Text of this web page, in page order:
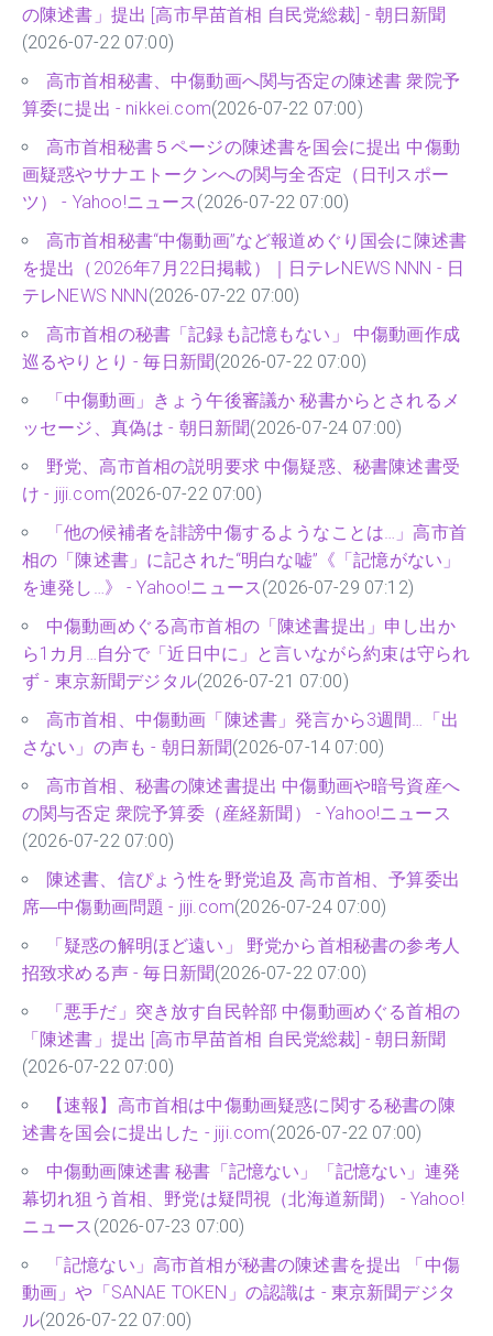
の陳述書」提出 [高市早苗首相 自民党総裁] - 朝日新聞
(2026-07-22 07:00)
高市首相秘書、中傷動画へ関与否定の陳述書 衆院予
算委に提出 - nikkei.com(2026-07-22 07:00)
高市首相秘書５ページの陳述書を国会に提出 中傷動
画疑惑やサナエトークンへの関与全否定（日刊スポー
ツ） - Yahoo!ニュース(2026-07-22 07:00)
高市首相秘書“中傷動画”など報道めぐり国会に陳述書
を提出（2026年7月22日掲載）｜日テレNEWS NNN - 日
テレNEWS NNN (2026-07-22 07:00)
高市首相の秘書「記録も記憶もない」 中傷動画作成
巡るやりとり - 毎日新聞(2026-07-22 07:00)
「中傷動画」きょう午後審議か 秘書からとされるメ
ッセージ、真偽は - 朝日新聞(2026-07-24 07:00)
野党、高市首相の説明要求 中傷疑惑、秘書陳述書受
け - jiji.com(2026-07-22 07:00)
「他の候補者を誹謗中傷するようなことは…」高市首
相の「陳述書」に記された“明白な嘘”《「記憶がない」
を連発し…》 - Yahoo!ニュース(2026-07-29 07:12)
中傷動画めぐる高市首相の「陳述書提出」申し出か
ら1カ月…自分で「近日中に」と言いながら約束は守られ
ず - 東京新聞デジタル(2026-07-21 07:00)
高市首相、中傷動画「陳述書」発言から3週間…「出
さない」の声も - 朝日新聞(2026-07-14 07:00)
高市首相、秘書の陳述書提出 中傷動画や暗号資産へ
の関与否定 衆院予算委（産経新聞） - Yahoo!ニュース
(2026-07-22 07:00)
陳述書、信ぴょう性を野党追及 高市首相、予算委出
席―中傷動画問題 - jiji.com(2026-07-24 07:00)
「疑惑の解明ほど遠い」 野党から首相秘書の参考人
招致求める声 - 毎日新聞(2026-07-22 07:00)
「悪手だ」突き放す自民幹部 中傷動画めぐる首相の
「陳述書」提出 [高市早苗首相 自民党総裁] - 朝日新聞
(2026-07-22 07:00)
【速報】高市首相は中傷動画疑惑に関する秘書の陳
述書を国会に提出した - jiji.com(2026-07-22 07:00)
中傷動画陳述書 秘書「記憶ない」「記憶ない」連発
幕切れ狙う首相、野党は疑問視（北海道新聞） - Yahoo!
ニュース (2026-07-23 07:00)
「記憶ない」高市首相が秘書の陳述書を提出 「中傷
動画」や「SANAE TOKEN」の認識は - 東京新聞デジタ
ル(2026-07-22 07:00)